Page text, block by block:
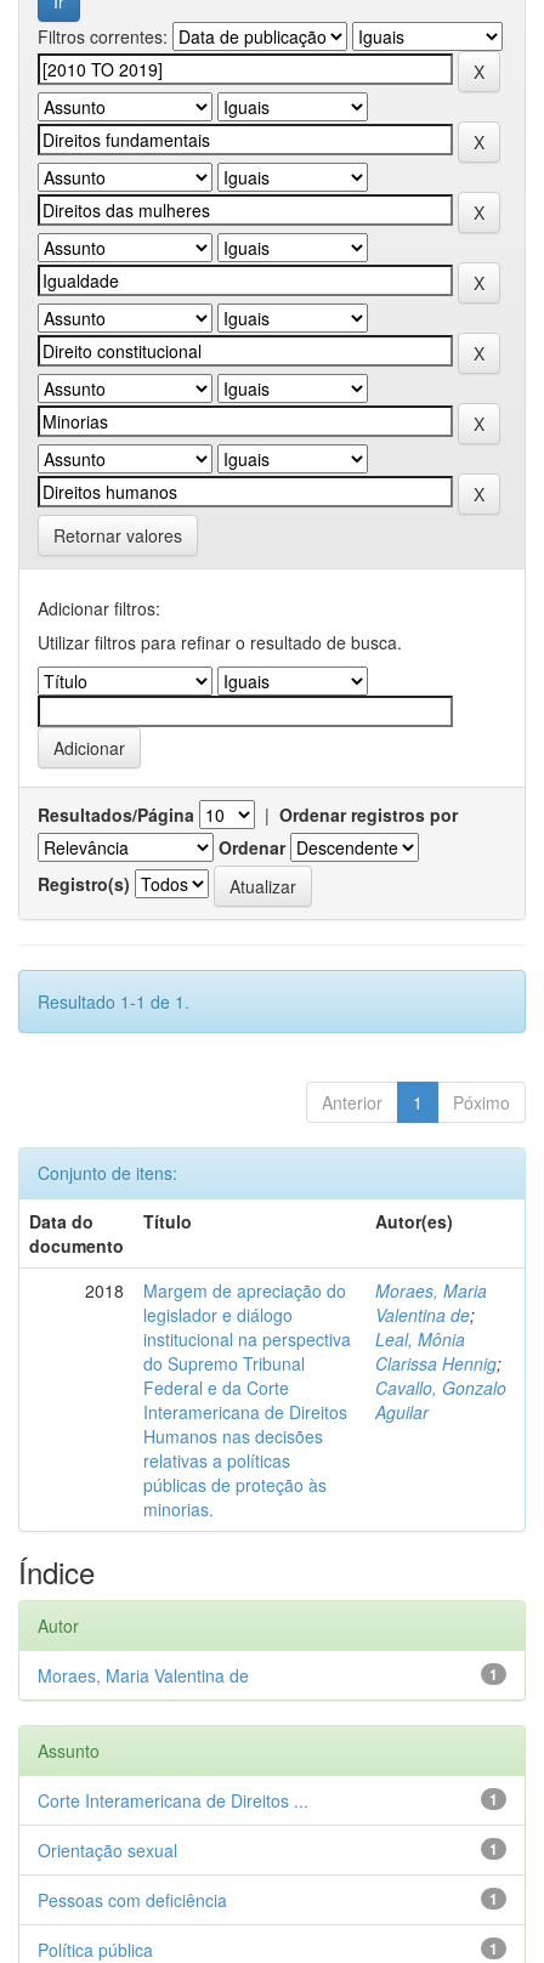
Filtros correntes:
Retornar valores
Adicionar filtros:
Utilizar filtros para refinar o resultado de busca.
Resultados/Página | Ordenar registros por
Ordenar
Registro(s)
Resultado 1-1 de 1.
Anterior 1 Póximo
Conjunto de itens:
Data do
documento
Título Autor(es)
2018
Margem de apreciação do
legislador e diálogo
institucional na perspectiva
do Supremo Tribunal
Federal e da Corte
Interamericana de Direitos
Humanos nas decisões
relativas a políticas
públicas de proteção às
minorias.
Moraes, Maria
Valentina de;
Leal, Mônia
Clarissa Hennig;
Cavallo, Gonzalo
Aguilar
Índice
Autor
1
Moraes, Maria Valentina de
Assunto
1
Corte Interamericana de Direitos ...
1
Orientação sexual
1
Pessoas com deficiência
1
Política pública